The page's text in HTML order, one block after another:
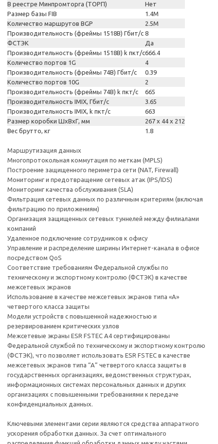
В реестре Минпромторга (ТОРП)
Нет
Размер базы FIB
1.4M
Количество маршрутов BGP
2.5M
Производительность (фреймы 1518B) Гбит/с 8
ФСТЭК
Да
Производительность (фреймы 1518B) k пкт/с666.4
Количество портов 1G
4
Производительность (фреймы 74B) Гбит/с
0.39
Количество портов 10G
2
Производительность (фреймы 74B) k пкт/с
665
Производительность IMIX, Гбит/с
3.65
Производительность IMIX, k пкт/с
663
Размер коробки ШхВхГ, мм
267 x 44 x 212
Вес брутто, кг
1.8
Маршрутизация данных
Многопротокольная коммутация по меткам (MPLS)
Построение защищенного периметра сети (NAT, Firewall)
Мониторинг и предотвращение сетевых атак (IPS/IDS)
Мониторинг качества обслуживания (SLA)
Фильтрация сетевых данных по различным критериям (включая
фильтрацию по приложениям)
Организация защищенных сетевых туннелей между филиалами
компаний
Удаленное подключение сотрудников к офису
Управление и распределение ширины Интернет-канала в офисе
посредством QoS
Соответствие требованиям Федеральной службы по
техническому и экспортному контролю (ФСТЭК) в качестве
межсетевых экранов
Использование в качестве межсетевых экранов типа «А»
четвертого класса защиты
Модели устройств с повышенной надежностью и
резервированием критических узлов
Межсетевые экраны ESR FSTEC A4 сертифицированы
Федеральной службой по техническому и экспортному контролю
(ФСТЭК), что позволяет использовать ESR FSTEC в качестве
межсетевых экранов типа “А” четвертого класса защиты в
государственных организациях, ведомственных структурах,
информационных системах персональных данных и других
организациях с повышенными требованиями к передаче
конфиденциальных данных.
Ключевыми элементами серии являются средства аппаратного
ускорения обработки данных. За счет оптимального